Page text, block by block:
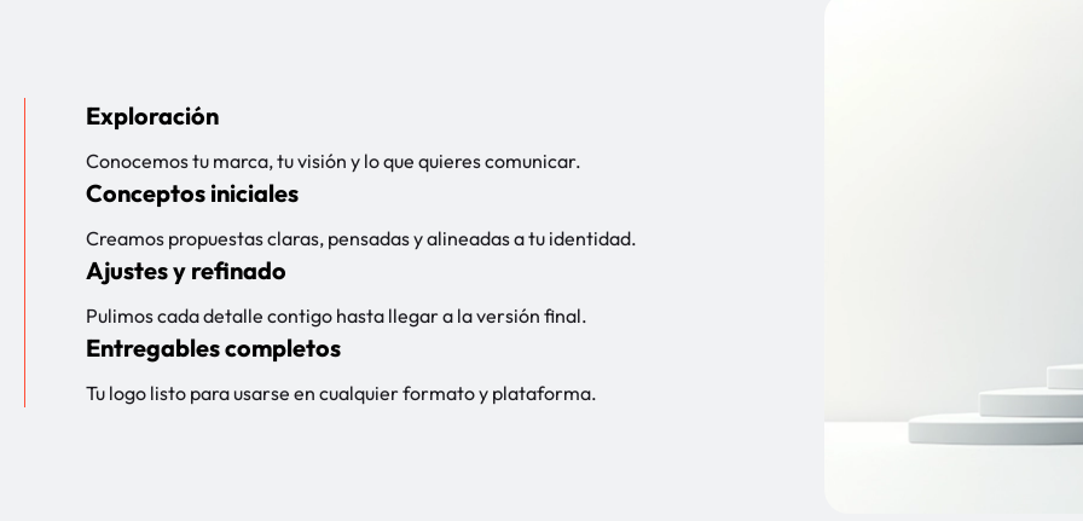
Exploración
Conocemos tu marca, tu visión y lo que quieres comunicar.
Conceptos iniciales
Creamos propuestas claras, pensadas y alineadas a tu identidad.
Ajustes y refinado
Pulimos cada detalle contigo hasta llegar a la versión final.
Entregables completos
Tu logo listo para usarse en cualquier formato y plataforma.